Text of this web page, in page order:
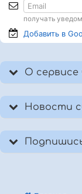
получать
Добавить в
О сервисе
Новости